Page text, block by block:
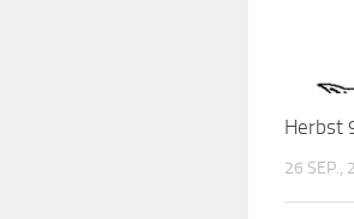
Herbst
26 SEP.,